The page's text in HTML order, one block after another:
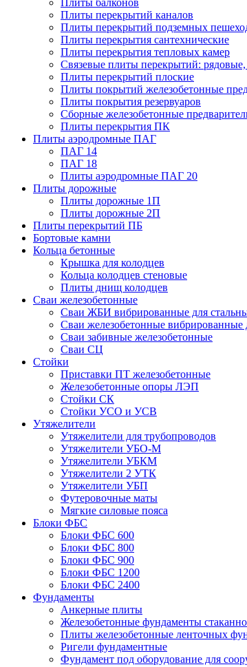
Плиты балконов
Плиты перекрытий каналов
Плиты перекрытий подземных
Плиты перекрытия сантехнические
Плиты перекрытия тепловых камер
Связевые плиты перекрытий:
Плиты перекрытий плоские
Плиты покрытий железобетонные
Плиты покрытия резервуаров
Сборные железобетонные
Плиты перекрытия ПК
Плиты аэродромные ПАГ
ПАГ 14
ПАГ 18
Плиты аэродромные ПАГ 20
Плиты дорожные
Плиты дорожные 1П
Плиты дорожные 2П
Плиты перекрытий ПБ
Бортовые камни
Кольца бетонные
Крышка для колодцев
Кольца колодцев стеновые
Плиты днищ колодцев
Сваи железобетонные
Сваи ЖБИ вибрированные для
Сваи железобетонные
Сваи забивные железобетонные
Сваи СЦ
Стойки
Приставки ПТ железобетонные
Железобетонные опоры ЛЭП
Стойки СК
Стойки УСО и УСВ
Утяжелители
Утяжелители для трубопроводов
Утяжелители УБО-М
Утяжелители УБКМ
Утяжелители 2 УТК
Утяжелители УБП
Футеровочные маты
Мягкие силовые пояса
Блоки ФБС
Блоки ФБС 600
Блоки ФБС 800
Блоки ФБС 900
Блоки ФБС 1200
Блоки ФБС 2400
Фундаменты
Анкерные плиты
Железобетонные фундаменты
Плиты железобетонные ленточных
Ригели фундаментные
Фундамент под оборудование для